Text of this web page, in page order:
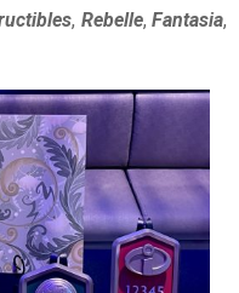
, Rebelle,Fantasia,